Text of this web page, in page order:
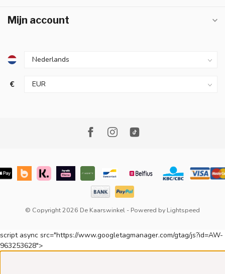
Mijn account
€
© Copyright 2026 De Kaarswinkel - Powered by Lightspeed
script async src="https://www.googletagmanager.com/gtag/js?id=AW-
963253628">